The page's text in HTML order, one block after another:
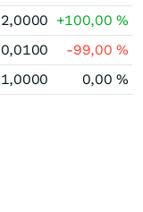
2,0000 +100,00%
0,0100 -99,00%
1,0000 0,00%